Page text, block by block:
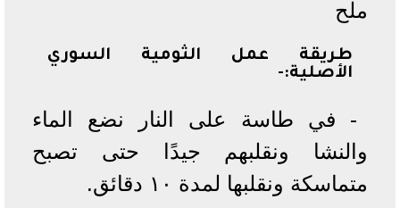
ملح
طريقة عمل الثومية السوري
الأصلية:-
- في طاسة على النار نضع الماء
والنشا ونقلبهم جيدًا حتى تصبح
متماسكة ونقلبها لمدة ١٠ دقائق.